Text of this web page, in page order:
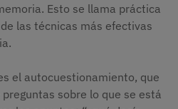
Esto se llama práctica
las técnicas más efectivas
el autocuestionamiento, que
sobre lo que se está